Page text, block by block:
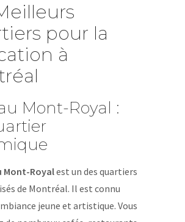
pour la
à
Mont-Royal :
Mont-Royalest un des quartiers
de Montréal. Il est connu
jeune et artistique. Vous